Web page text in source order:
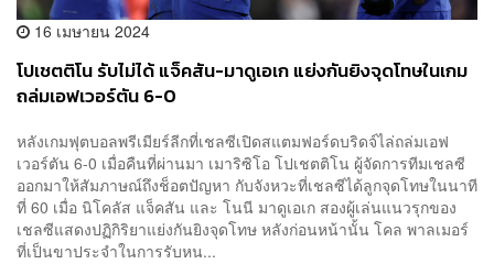
16 เมษายน 2024
โปเชตติโน รับไม่ได้ แจ็คสัน-มาดูเอเก แย่งกันยิงจุดโทษในเกม
ถล่มเอฟเวอร์ตัน 6-0
หลังเกมฟุตบอลพรีเมียร์ลีกที่เชลซีเปิดสแตมฟอร์ดบริดจ์ไล่ถล่มเอฟ
เวอร์ตัน 6-0 เมื่อคืนที่ผ่านมา เมาริซิโอ โปเชตติโน ผู้จัดการทีมเชลซี
ออกมาให้สัมภาษณ์ถึงช็อตปัญหา กับจังหวะที่เชลซีได้ลูกจุดโทษในนาที
ที่ 60 เมื่อ นิโคลัส แจ็คสัน และ โนนี มาดูเอเก สองผู้เล่นแนวรุกของ
เชลซีแสดงปฏิกิริยาแย่งกันยิงจุดโทษ หลังก่อนหน้านั้น โคล พาลเมอร์
ที่เป็นขาประจำในการรับหน...